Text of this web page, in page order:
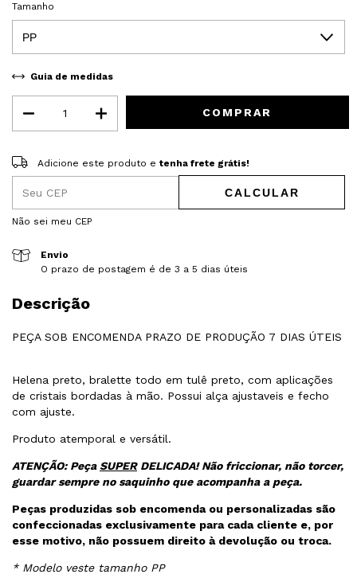
Tamanho
Guia de medidas
Adicione este produto e tenha frete grátis!
Entregas para o CEP: ALTERAR CEP
Adicione este produto e tenha frete grátis!
CALCULAR
Não sei meu CEP
Envio
O prazo de postagem é de 3 a 5 dias úteis
Descrição
PEÇA SOB ENCOMENDA PRAZO DE PRODUÇÃO 7 DIAS ÚTEIS
Helena preto, bralette todo em tulê preto, com aplicações
de cristais bordadas à mão. Possui alça ajustaveis e fecho
com ajuste.
Produto atemporal e versátil.
ATENÇÃO: PeçaSUPERDELICADA! Não friccionar, não torcer,
guardar sempre no saquinho que acompanha a peça.
Peças produzidas sob encomenda ou personalizadas são
confeccionadas exclusivamente para cada cliente e, por
esse motivo, não possuem direito à devolução ou troca.
* Modelo veste tamanho PP